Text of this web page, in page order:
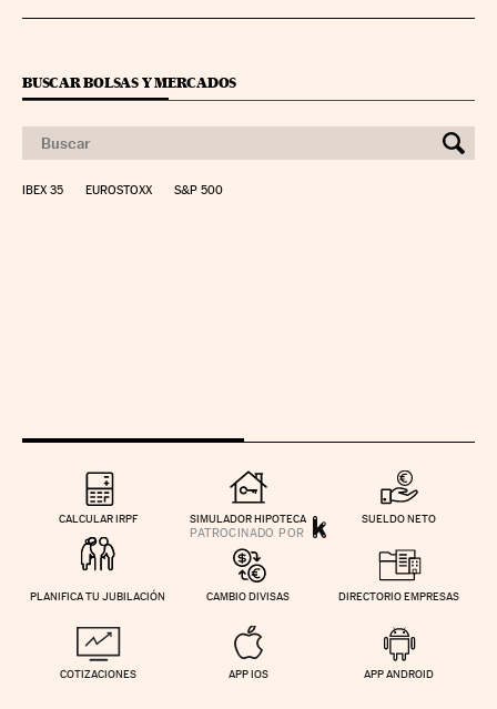
BUSCAR BOLSAS Y MERCADOS
IBEX 35 EUROSTOXX S&P 500
CALCULAR IRPF SIMULADOR HIPOTECA SUELDO NETO
PLANIFICA TU JUBILACIÓN CAMBIO DIVISAS DIRECTORIO EMPRESAS
COTIZACIONES APP IOS APP ANDROID